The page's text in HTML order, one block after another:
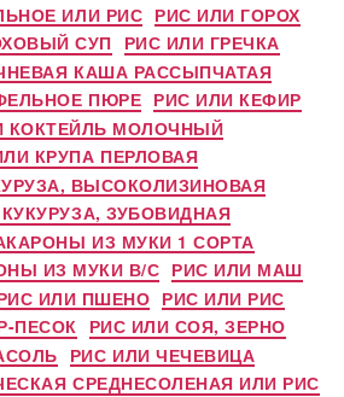
ИЛИ РИС РИС ИЛИ ГОРОХ
СУП РИС ИЛИ ГРЕЧКА
КАША РАССЫПЧАТАЯ
ПЮРЕ РИС ИЛИ КЕФИР
КОКТЕЙЛЬ МОЛОЧНЫЙ
КРУПА ПЕРЛОВАЯ
ВЫСОКОЛИЗИНОВАЯ
ЗУБОВИДНАЯ
ИЗ МУКИ 1 СОРТА
ИЗ МУКИ В/С РИС ИЛИ МАШ
ИЛИ ПШЕНО РИС ИЛИ РИС
ПЕСОК
РИС ИЛИ СОЯ, ЗЕРНО
РИС ИЛИ ЧЕЧЕВИЦА
СРЕДНЕСОЛЕНАЯ ИЛИ РИС